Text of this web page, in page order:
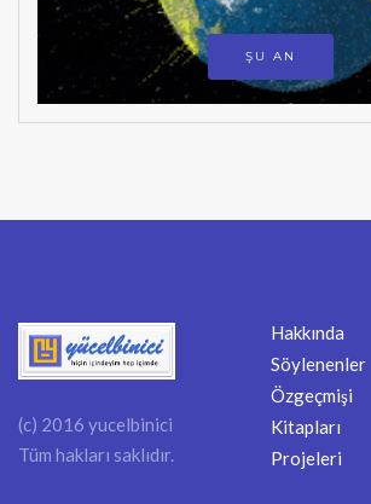
ŞU AN
(c) 2016 yucelbinici
Tüm hakları saklıdır.
Hakkında
Söylenenler
Özgeçmişi
Kitapları
Projeleri